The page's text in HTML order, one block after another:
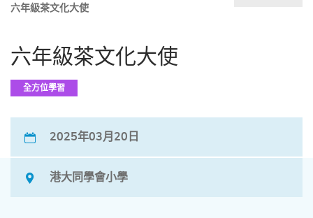
六年級茶文化大使
六年級茶文化大使
全方位學習
2025年03月20日
港大同學會小學